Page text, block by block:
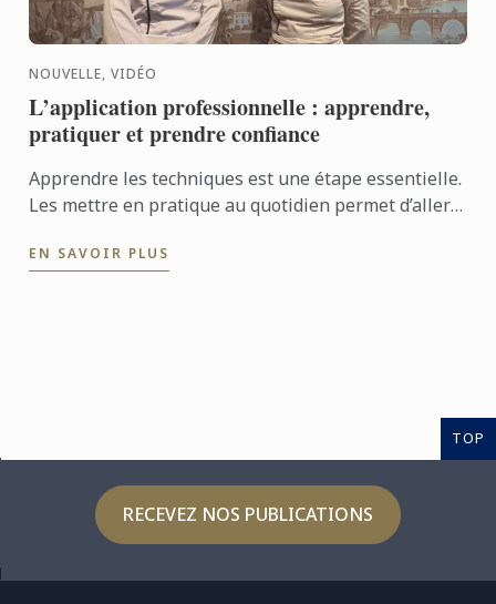
NOUVELLE, VIDÉO
L’application professionnelle : apprendre,
pratiquer et prendre confiance
Apprendre les techniques est une étape essentielle.
Les mettre en pratique au quotidien permet d’aller
les ...
EN SAVOIR PLUS
TOP
RECEVEZ NOS PUBLICATIONS